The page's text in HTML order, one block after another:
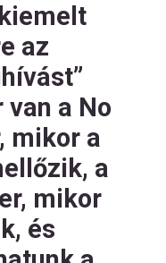
az
a No
mikor a
a
mikor
és